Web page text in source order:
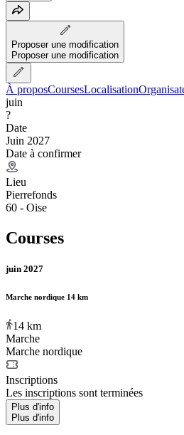
Proposer une modification
Proposer une modification
À proposCoursesLocalisation
juin
?
Date
Juin 2027
Date à confirmer
Lieu
Pierrefonds
60 - Oise
Courses
juin 2027
Marche nordique 14 km
14 km
Marche
Marche nordique
Inscriptions
Les inscriptions sont terminées
Plus d'info
Plus d'info